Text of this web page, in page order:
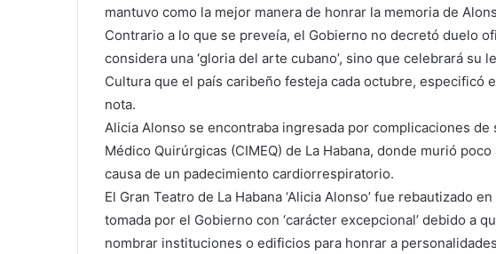
mantuvo como la mejor manera de honrar la memoria de
Contrario a lo que se preveía, el Gobierno no decretó duelo
considera una ‘gloria del arte cubano’, sino que celebrará su
Cultura que el país caribeño festeja cada octubre, especificó
nota.
Alicia Alonso se encontraba ingresada por complicaciones
Médico Quirúrgicas (CIMEQ) de La Habana, donde murió
causa de un padecimiento cardiorrespiratorio.
El Gran Teatro de La Habana ‘Alicia Alonso’ fue rebautizado
tomada por el Gobierno con ‘carácter excepcional’ debido a
nombrar instituciones o edificios para honrar a